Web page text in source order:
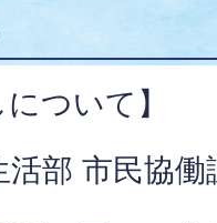
ついて】
部 市民協働